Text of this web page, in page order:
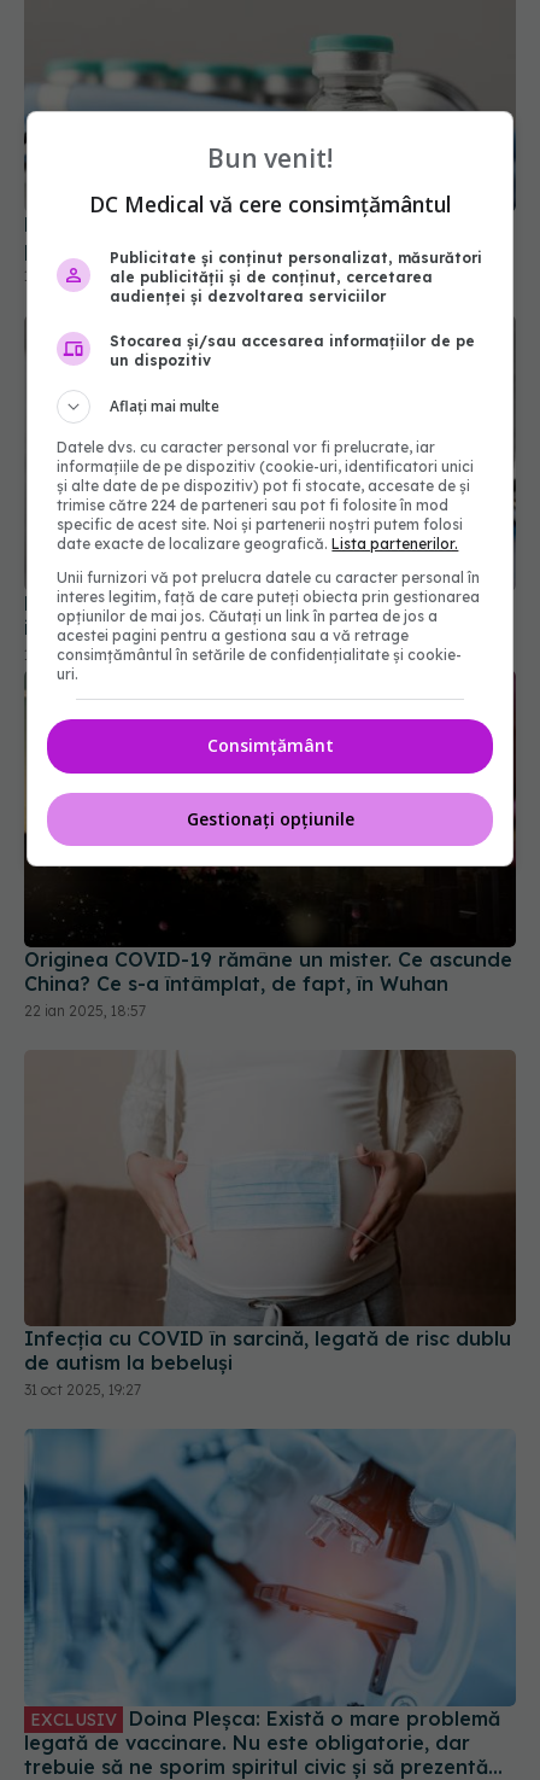
FDA aprobă vaccinul Novavax COVID, dar doar
pentru unii. Cine poate beneficia de el
19 mai 2025, 09:48
Long-COVID, subdiagnosticat. Simptomele
infecției pe termen lung, ignorate
18 aug 2024, 13:32
Originea COVID-19 rămâne un mister. Ce ascunde
China? Ce s-a întâmplat, de fapt, în Wuhan
22 ian 2025, 18:57
Infecția cu COVID în sarcină, legată de risc dublu
de autism la bebeluși
31 oct 2025, 19:27
EXCLUSIV
legată de vaccinare. Nu este obligatorie, dar
trebuie să ne sporim spiritul civic și să prezentăm
corect minusurile și plusurile fiecărui vaccin
03 oct 2023, 08:47
Bun venit!
DC Medical vă cere consimțământul
Publicitate și conținut personalizat, măsurători
ale publicității și de conținut, cercetarea
audienței și dezvoltarea serviciilor
Stocarea și/sau accesarea informațiilor de pe
un dispozitiv
Aflați mai multe
Datele dvs. cu caracter personal vor fi prelucrate, iar
informațiile de pe dispozitiv (cookie-uri, identificatori unici
și alte date de pe dispozitiv) pot fi stocate, accesate de și
trimise către 224 de parteneri sau pot fi folosite în mod
specific de acest site. Noi și partenerii noștri putem folosi
date exacte de localizare geografică.Lista partenerilor.
Unii furnizori vă pot prelucra datele cu caracter personal în
interes legitim, față de care puteți obiecta prin gestionarea
opțiunilor de mai jos. Căutați un link în partea de jos a
acestei pagini pentru a gestiona sau a vă retrage
consimțământul în setările de confidențialitate și cookie-
uri.
Consimțământ
Gestionați opțiunile